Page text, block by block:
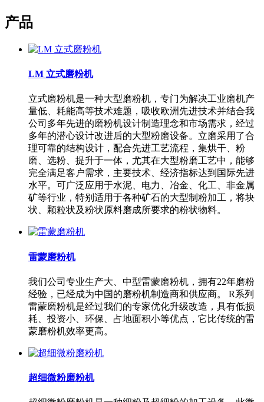
产品
LM 立式磨粉机
立式磨粉机是一种大型磨粉机，专门为解决工业磨机产
量低、耗能高等技术难题，吸收欧洲先进技术并结合我
公司多年先进的磨粉机设计制造理念和市场需求，经过
多年的潜心设计改进后的大型粉磨设备。立磨采用了合
理可靠的结构设计，配合先进工艺流程，集烘干、粉
磨、选粉、提升于一体，尤其在大型粉磨工艺中，能够
完全满足客户需求，主要技术、经济指标达到国际先进
水平。可广泛应用于水泥、电力、冶金、化工、非金属
矿等行业，特别适用于各种矿石的大型制粉加工，将块
状、颗粒状及粉状原料磨成所要求的粉状物料。
雷蒙磨粉机
我们公司专业生产大、中型雷蒙磨粉机，拥有22年磨粉
经验，已经成为中国的磨粉机制造商和供应商。 R系列
雷蒙磨粉机是经过我们的专家优化升级改造，具有低损
耗、投资小、环保、占地面积小等优点，它比传统的雷
蒙磨粉机效率更高。
超细微粉磨粉机